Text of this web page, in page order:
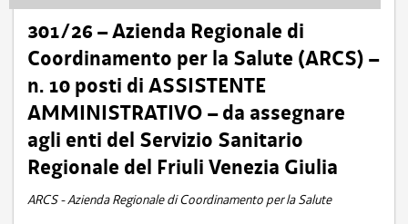
301/26 – Azienda Regionale di
Coordinamento per la Salute (ARCS) –
n. 10 posti di ASSISTENTE
AMMINISTRATIVO – da assegnare
agli enti del Servizio Sanitario
Regionale del Friuli Venezia Giulia
ARCS - Azienda Regionale di Coordinamento per la Salute